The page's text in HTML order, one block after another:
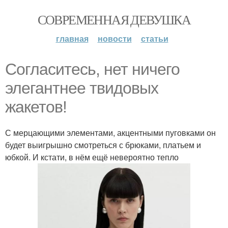
СОВРЕМЕННАЯ ДЕВУШКА
главная новости статьи
Согласитесь, нет ничего
элегантнее твидовых
жакетов!
С мерцающими элементами, акцентными пуговками он
будет выигрышно смотреться с брюками, платьем и
юбкой. И кстати, в нём ещё невероятно тепло